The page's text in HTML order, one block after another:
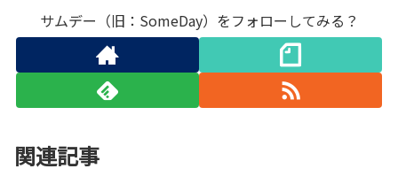
サムデー（旧：SomeDay）をフォローしてみる？
関連記事